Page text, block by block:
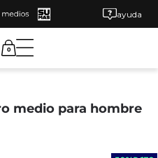
ayuda
0
medio para hombre